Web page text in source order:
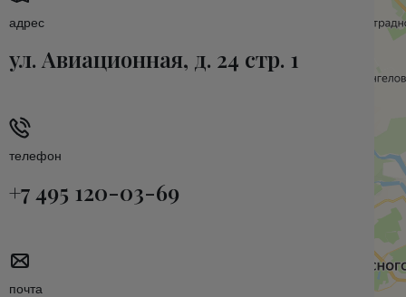
адрес
ул. Авиационная, д. 24 стр. 1
телефон
+7 495 120-03-69
почта